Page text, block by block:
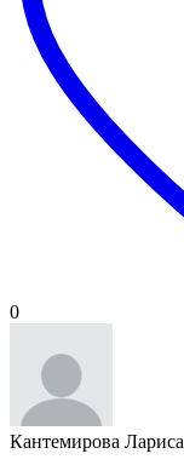
0
Кантемирова Лариса